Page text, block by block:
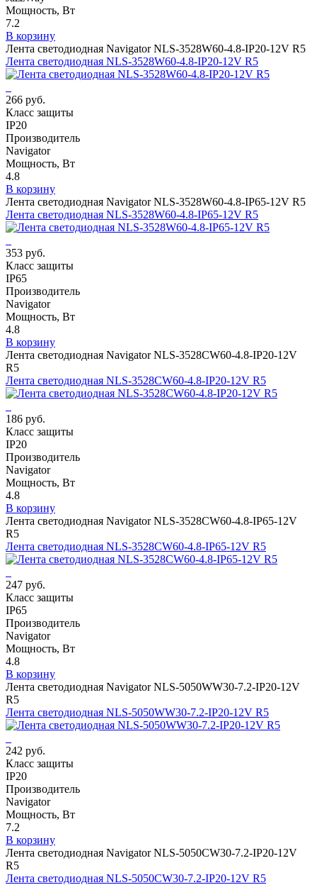
Мощность, Вт
7.2
В корзину
Лента светодиодная Navigator NLS-3528W60-4.8-IP20-12V R5
Лента светодиодная NLS-3528W60-4.8-IP20-12V R5
266 руб.
Класс защиты
IP20
Производитель
Navigator
Мощность, Вт
4.8
В корзину
Лента светодиодная Navigator NLS-3528W60-4.8-IP65-12V R5
Лента светодиодная NLS-3528W60-4.8-IP65-12V R5
353 руб.
Класс защиты
IP65
Производитель
Navigator
Мощность, Вт
4.8
В корзину
Лента светодиодная Navigator NLS-3528СW60-4.8-IP20-12V
R5
Лента светодиодная NLS-3528СW60-4.8-IP20-12V R5
186 руб.
Класс защиты
IP20
Производитель
Navigator
Мощность, Вт
4.8
В корзину
Лента светодиодная Navigator NLS-3528СW60-4.8-IP65-12V
R5
Лента светодиодная NLS-3528СW60-4.8-IP65-12V R5
247 руб.
Класс защиты
IP65
Производитель
Navigator
Мощность, Вт
4.8
В корзину
Лента светодиодная Navigator NLS-5050WW30-7.2-IP20-12V
R5
Лента светодиодная NLS-5050WW30-7.2-IP20-12V R5
242 руб.
Класс защиты
IP20
Производитель
Navigator
Мощность, Вт
7.2
В корзину
Лента светодиодная Navigator NLS-5050СW30-7.2-IP20-12V
R5
Лента светодиодная NLS-5050СW30-7.2-IP20-12V R5